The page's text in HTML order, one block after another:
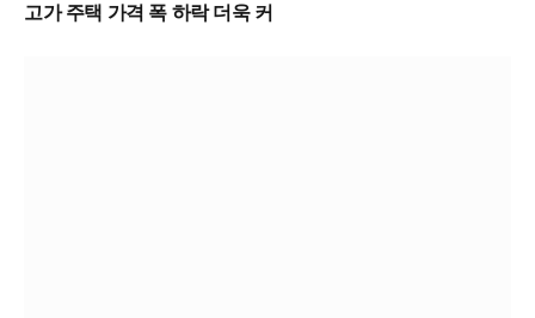
고가 주택 가격 폭 하락 더욱 커